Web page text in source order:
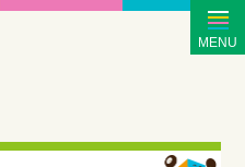
MENU